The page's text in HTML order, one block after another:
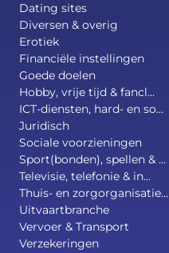
Dating sites
Diversen & overig
Erotiek
Financiële instellingen
Goede doelen
Hobby, vrije tijd & fancl...
ICT-diensten, hard- en so...
Juridisch
Sociale voorzieningen
Sport(bonden), spellen & ...
Televisie, telefonie & in...
Thuis- en zorgorganisatie...
Uitvaartbranche
Vervoer & Transport
Verzekeringen